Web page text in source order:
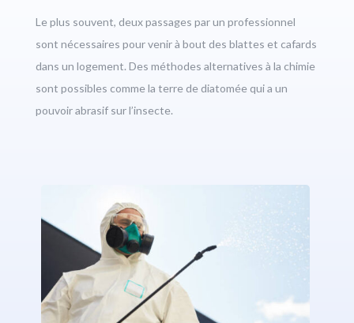
Le plus souvent, deux passages par un professionnel
sont nécessaires pour venir à bout des blattes et cafards
dans un logement. Des méthodes alternatives à la chimie
sont possibles comme la terre de diatomée qui a un
pouvoir abrasif sur l’insecte.